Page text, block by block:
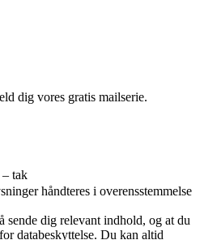
dig vores gratis mailserie.
tak
håndteres i overensstemmelse
dig relevant indhold, og at du
databeskyttelse. Du kan altid